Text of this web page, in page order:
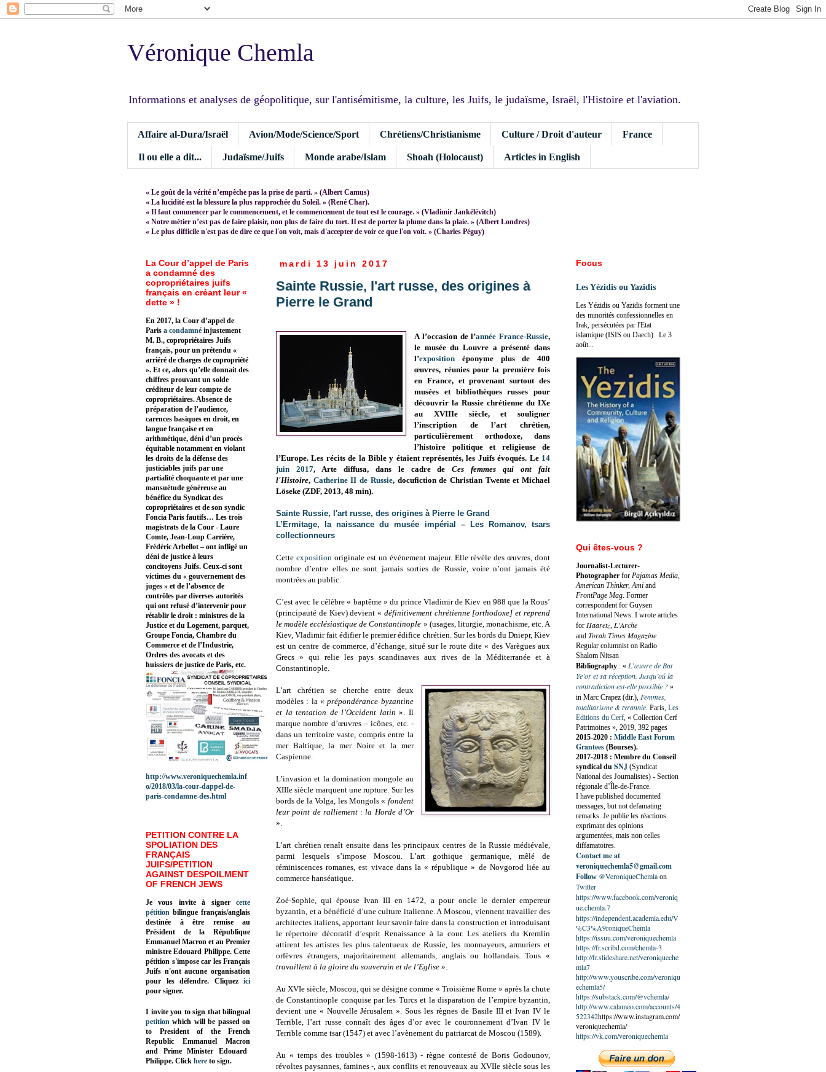
Véronique Chemla
Informations et analyses de géopolitique, sur l'antisémitisme, la culture, les Juifs, le judaïsme, Israël, l'Histoire et l'aviation.
Affaire al-Dura/Israël Avion/Mode/Science/Sport Chrétiens/Christianisme Culture / Droit d'auteur France
Il ou elle a dit... Judaïsme/Juifs Monde arabe/Islam Shoah (Holocaust) Articles in English
« Le goût de la vérité n’empêche pas la prise de parti. » (Albert Camus)
« La lucidité est la blessure la plus rapprochée du Soleil. » (René Char).
« Il faut commencer par le commencement, et le commencement de tout est le courage. » (Vladimir Jankélévitch)
« Notre métier n’est pas de faire plaisir, non plus de faire du tort. Il est de porter la plume dans la plaie. » (Albert Londres)
« Le plus difficile n'est pas de dire ce que l'on voit, mais d'accepter de voir ce que l'on voit. » (Charles Péguy)
mardi 13 juin 2017
Sainte Russie, l'art russe, des origines à
Pierre le Grand
A l’occasion de l’année France-Russie,
le musée du Louvre a présenté dans
l’exposition éponyme plus de 400
œuvres, réunies pour la première fois
en France, et provenant surtout des
musées et bibliothèques russes pour
découvrir la Russie chrétienne du IXe
au XVIIIe siècle, et souligner
l’inscription de l’art chrétien,
particulièrement orthodoxe, dans
l’histoire politique et religieuse de
l’Europe. Les récits de la Bible y étaient représentés, les Juifs évoqués. Le 14
juin 2017, Arte diffusa, dans le cadre deCes femmes qui ont fait
l'Histoire, Catherine II de Russie, docufiction de Christian Twente et Michael
Löseke (ZDF, 2013, 48 min).
Sainte Russie, l'art russe, des origines à Pierre le Grand
L’Ermitage, la naissance du musée impérial – Les Romanov, tsars
collectionneurs
Cette exposition originale est un événement majeur. Elle révèle des œuvres, dont
nombre d’entre elles ne sont jamais sorties de Russie, voire n’ont jamais été
montrées au public.
C’est avec le célèbre « baptême » du prince Vladimir de Kiev en 988 que la Rous’
(principauté de Kiev) devient « définitivement chrétienne [orthodoxe] et reprend
le modèle ecclésiastique de Constantinople » (usages, liturgie, monachisme, etc. A
Kiev, Vladimir fait édifier le premier édifice chrétien. Sur les bords du Dniepr, Kiev
est un centre de commerce, d’échange, situé sur le route dite « des Varègues aux
Grecs » qui relie les pays scandinaves aux rives de la Méditerranée et à
Constantinople.
L’art chrétien se cherche entre deux
modèles : la «prépondérance byzantine
et la tentation de l’Occident latin ». Il
marque nombre d’œuvres – icônes, etc. -
dans un territoire vaste, compris entre la
mer Baltique, la mer Noire et la mer
Caspienne.
L’invasion et la domination mongole au
XIIIe siècle marquent une rupture. Sur les
bords de la Volga, les Mongols « fondent
leur point de ralliement : la Horde d’Or
».
L’art chrétien renaît ensuite dans les principaux centres de la Russie médiévale,
parmi lesquels s’impose Moscou. L’art gothique germanique, mêlé de
réminiscences romanes, est vivace dans la « république » de Novgorod liée au
commerce hanséatique.
Zoé-Sophie, qui épouse Ivan III en 1472, a pour oncle le dernier empereur
byzantin, et a bénéficié d’une culture italienne. A Moscou, viennent travailler des
architectes italiens, apportant leur savoir-faire dans la construction et introduisant
le répertoire décoratif d’esprit Renaissance à la cour. Les ateliers du Kremlin
attirent les artistes les plus talentueux de Russie, les monnayeurs, armuriers et
orfèvres étrangers, majoritairement allemands, anglais ou hollandais. Tous «
travaillent à la gloire du souverain et de l’Eglise ».
Au XVIe siècle, Moscou, qui se désigne comme « Troisième Rome » après la chute
de Constantinople conquise par les Turcs et la disparation de l’empire byzantin,
devient une « Nouvelle Jérusalem ». Sous les règnes de Basile III et Ivan IV le
Terrible, l’art russe connaît des âges d’or avec le couronnement d’Ivan IV le
Terrible comme tsar (1547) et avec l’avènement du patriarcat de Moscou (1589).
Au « temps des troubles » (1598-1613) - règne contesté de Boris Godounov,
révoltes paysannes, famines -, aux conflits et renouveaux au XVIIe siècle sous les
La Cour d’appel de Paris
a condamné des
copropriétaires juifs
français en créant leur «
dette » !
En 2017, la Cour d’appel de
Paris a condamné injustement
M. B., copropriétaires Juifs
français, pour un prétendu «
arriéré de charges de copropriété
». Et ce, alors qu’elle donnait des
chiffres prouvant un solde
créditeur de leur compte de
copropriétaires. Absence de
préparation de l’audience,
carences basiques en droit, en
langue française et en
arithmétique, déni d’un procès
équitable notamment en violant
les droits de la défense des
justiciables juifs par une
partialité choquante et par une
mansuétude généreuse au
bénéfice du Syndicat des
copropriétaires et de son syndic
Foncia Paris fautifs… Les trois
magistrats de la Cour - Laure
Comte, Jean-Loup Carrière,
Frédéric Arbellot – ont infligé un
déni de justice à leurs
concitoyens Juifs. Ceux-ci sont
victimes du « gouvernement des
juges » et de l’absence de
contrôles par diverses autorités
qui ont refusé d’intervenir pour
rétablir le droit : ministres de la
Justice et du Logement, parquet,
Groupe Foncia, Chambre du
Commerce et de l’Industrie,
Ordres des avocats et des
huissiers de justice de Paris, etc.
http://www.veroniquechemla.inf
o/2018/03/la-cour-dappel-de-
paris-condamne-des.html
PETITION CONTRE LA
SPOLIATION DES
FRANÇAIS
JUIFS/PETITION
AGAINST DESPOILMENT
OF FRENCH JEWS
Je vous invite à signer cette
pétition bilingue français/anglais
destinée à être remise au
Président de la République
Emmanuel Macron et au Premier
ministre Edouard Philippe. Cette
pétition s'impose car les Français
Juifs n'ont aucune organisation
pour les défendre. Cliquez
ici
pour signer.
I invite you to sign that bilingual
petition which will be passed on
to President of the French
Republic Emmanuel Macron
and Prime Minister Edouard
Philippe. Click here to sign.
Focus
Les Yézidis ou Yazidis
Les Yézidis ou Yazidis forment une
des minorités confessionnelles en
Irak, persécutées par l'Etat
islamique (ISIS ou Daech). Le 3
août...
Qui êtes-vous ?
Journalist-Lecturer-
Photographer for Pajamas Media,
American Thinker, Ami and
FrontPage Mag. Former
correspondent for Guysen
International News. I wrote articles
for Haaretz, L'Arche
and Torah Times Magazine
Regular columnist on Radio
Shalom Nitsan
Bibliography : « L’œuvre de Bat
Ye’or et sa réception. Jusqu’où la
contradiction est-elle possible ? »
in Marc Crapez (dir.), Femmes,
totalitarisme & tyrannie. Paris, Les
Editions du Cerf, « Collection Cerf
Patrimoines », 2019, 392 pages
2015-2020 : Middle East Forum
Grantees (Bourses).
2017-2018 : Membre du Conseil
syndical du SNJ (Syndicat
National des Journalistes) - Section
régionale d’Île-de-France.
I have published documented
messages, but not defamating
remarks. Je publie les réactions
exprimant des opinions
argumentées, mais non celles
diffamatoires.
Contact me at
veroniquechemla5@gmail.com
Follow @VeroniqueChemlaon
Twitter
https://www.facebook.com/veroniq
ue.chemla.7
https://independent.academia.edu/V
%C3%A9roniqueChemla
https://issuu.com/veroniquechemla
https://fr.scribd.com/chemla-3
http://fr.slideshare.net/veroniqueche
mla7
http://www.youscribe.com/veroniqu
echemla5/
https://substack.com/@vchemla/
http://www.calameo.com/accounts/4
522342https://www.instagram.com/
veroniquechemla/
https://vk.com/veroniquechemla